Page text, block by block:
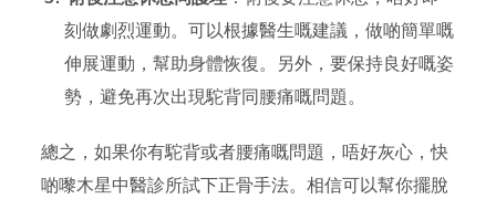
刻做劇烈運動。可以根據醫生嘅建議，做啲簡單嘅
伸展運動，幫助身體恢復。另外，要保持良好嘅姿
勢，避免再次出現駝背同腰痛嘅問題。
總之，如果你有駝背或者腰痛嘅問題，唔好灰心，快
啲嚟木星中醫診所試下正骨手法。相信可以幫你擺脫